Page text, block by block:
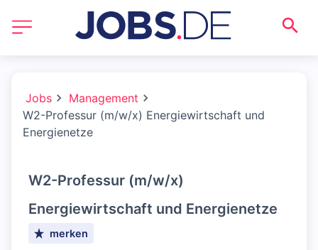
Jobs
Management
W2-Professur (m/w/x) Energiewirtschaft und
Energienetze
W2-Professur (m/w/x)
Energiewirtschaft und Energienetze
merken